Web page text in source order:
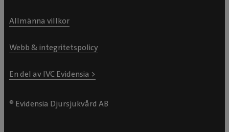
Allmänna villkor
Webb & integritetspolicy
En del av IVC Evidensia >
® Evidensia Djursjukvård AB